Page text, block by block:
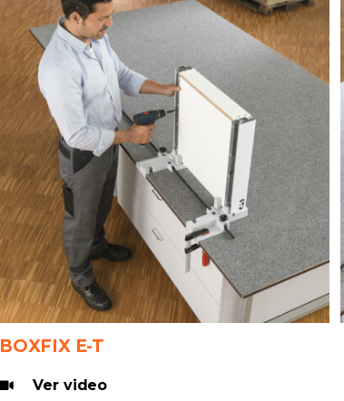
BOXFIX E-T
Ver video